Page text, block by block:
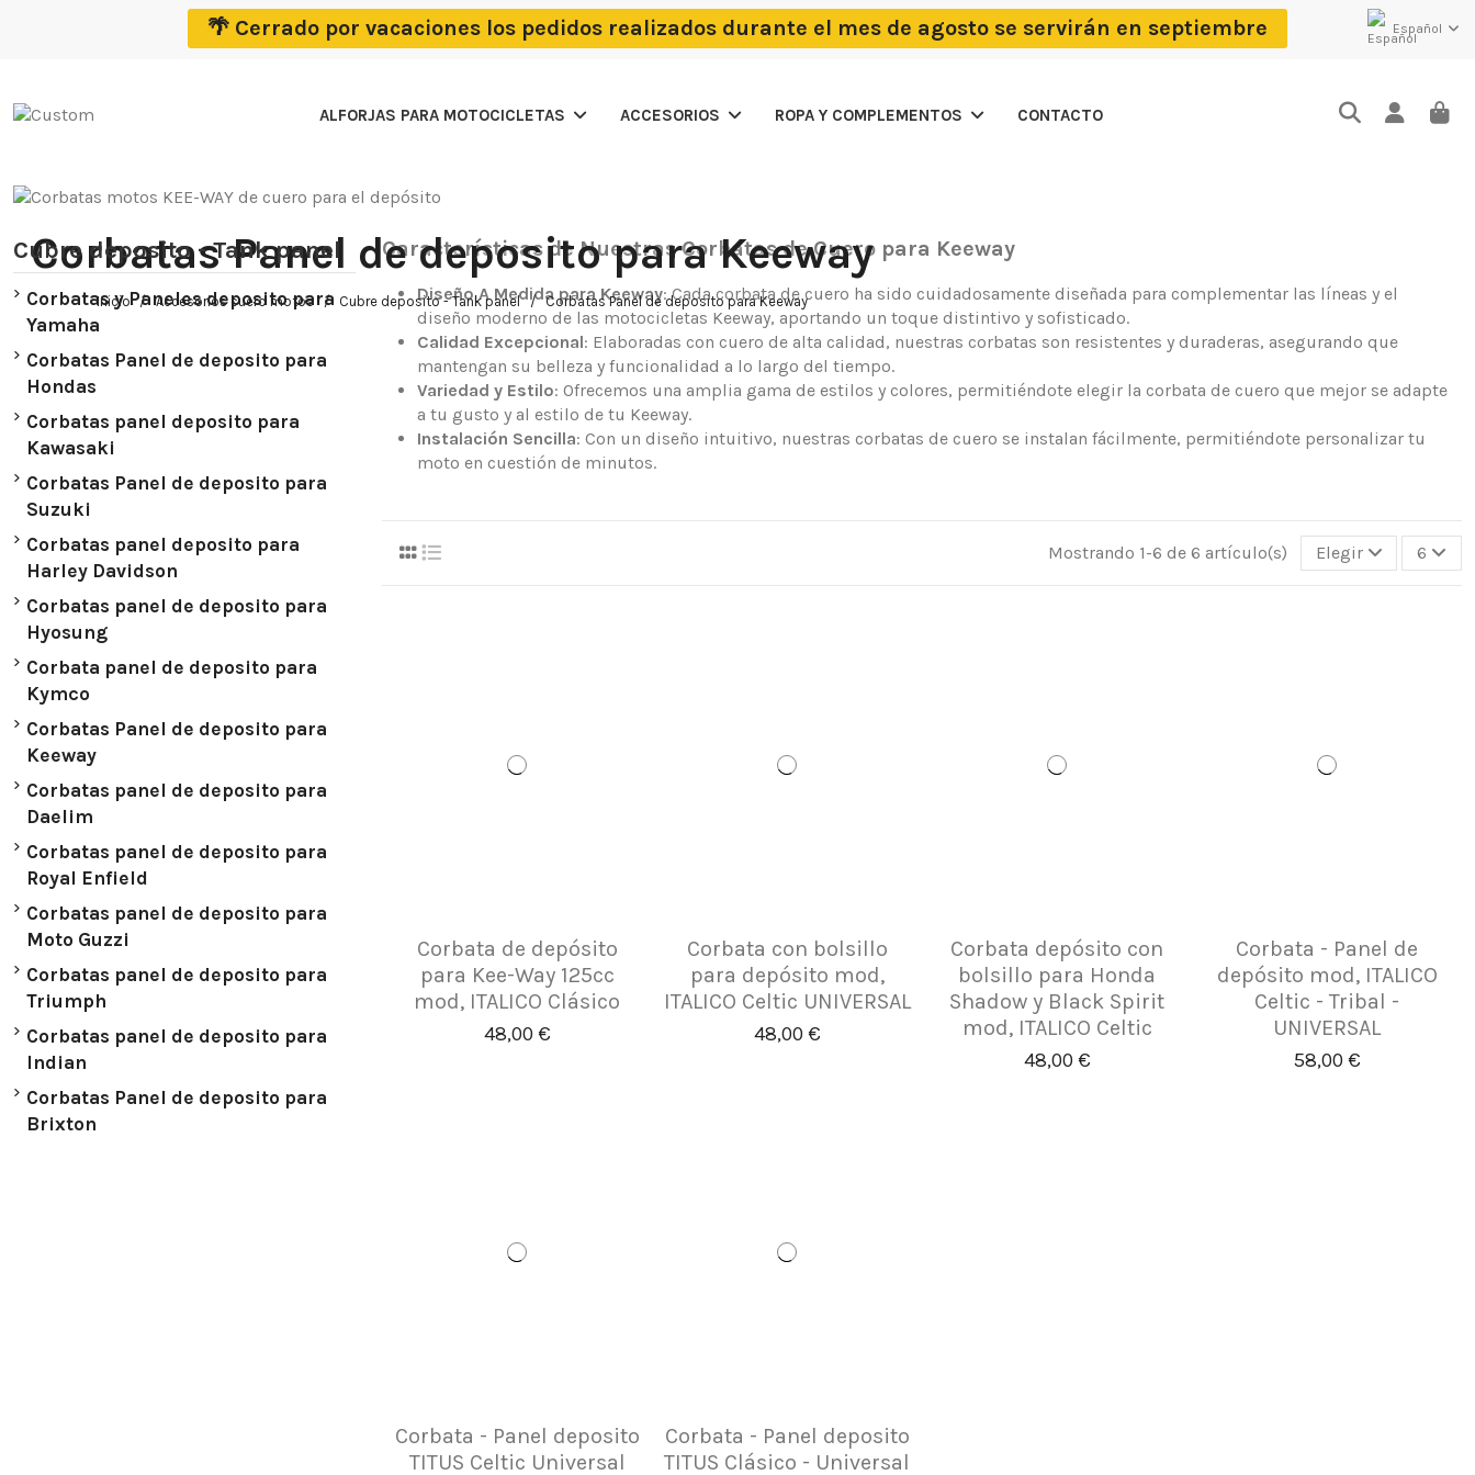
🌴 Cerrado por vacaciones los pedidos realizados durante el mes de agosto se servirán en septiembre Español
ALFORJAS PARA MOTOCICLETAS ACCESORIOS ROPA Y COMPLEMENTOS CONTACTO
Corbatas Panel de deposito para Keeway
Inicio Accesorios cuero motos Cubre deposito - Tank panel Corbatas Panel de deposito para Keeway
Características de Nuestras Corbatas de Cuero para Keeway
Diseño A Medida para Keeway: Cada corbata de cuero ha sido cuidadosamente diseñada para complementar las líneas y el
diseño moderno de las motocicletas Keeway, aportando un toque distintivo y sofisticado.
Calidad Excepcional: Elaboradas con cuero de alta calidad, nuestras corbatas son resistentes y duraderas, asegurando que
mantengan su belleza y funcionalidad a lo largo del tiempo.
Variedad y Estilo: Ofrecemos una amplia gama de estilos y colores, permitiéndote elegir la corbata de cuero que mejor se adapte
a tu gusto y al estilo de tu Keeway.
Instalación Sencilla: Con un diseño intuitivo, nuestras corbatas de cuero se instalan fácilmente, permitiéndote personalizar tu
moto en cuestión de minutos.
Mostrando 1-6 de 6 artículo(s) Elegir 6
Corbata de depósito
para Kee-Way 125cc
mod, ITALICO Clásico
48,00 €
Corbata con bolsillo
para depósito mod,
ITALICO Celtic UNIVERSAL
48,00 €
Corbata depósito con
bolsillo para Honda
Shadow y Black Spirit
mod, ITALICO Celtic
48,00 €
Corbata - Panel de
depósito mod, ITALICO
Celtic - Tribal -
UNIVERSAL
58,00 €
Corbata - Panel deposito
TITUS Celtic Universal
Corbata - Panel deposito
TITUS Clásico - Universal
Cubre deposito - Tank panel
Corbatas y Paneles deposito para
Yamaha
Corbatas Panel de deposito para
Hondas
Corbatas panel deposito para
Kawasaki
Corbatas Panel de deposito para
Suzuki
Corbatas panel deposito para
Harley Davidson
Corbatas panel de deposito para
Hyosung
Corbata panel de deposito para
Kymco
Corbatas Panel de deposito para
Keeway
Corbatas panel de deposito para
Daelim
Corbatas panel de deposito para
Royal Enfield
Corbatas panel de deposito para
Moto Guzzi
Corbatas panel de deposito para
Triumph
Corbatas panel de deposito para
Indian
Corbatas Panel de deposito para
Brixton